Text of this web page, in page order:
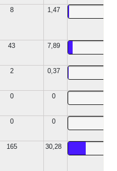
8 1,47
43 7,89
2 0,37
0 0
0 0
165 30,28